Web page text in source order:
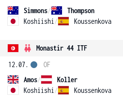
Simmons/
Thompson
Koshiishi / Koussenkova
Monastir 44 ITF
12.07.
Amos/
Koller
Koshiishi / Koussenkova
OF